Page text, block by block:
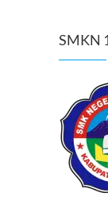
SMKN